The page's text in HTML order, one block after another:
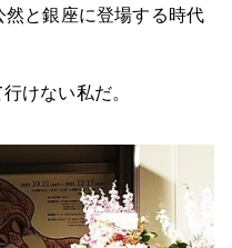
と銀座に登場する時代
けない私だ。